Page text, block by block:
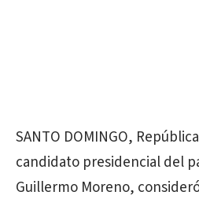
SANTO DOMINGO,
candidato presidencial del
Guillermo Moreno,